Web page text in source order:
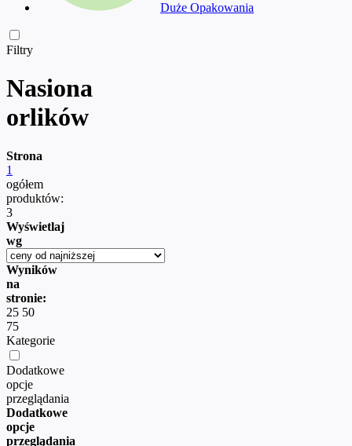
Duże Opakowania
Filtry
Nasiona
orlików
Strona
1
ogółem
produktów:
3
Wyświetlaj
wg
Wyników
na
stronie:
25 50
75
Kategorie
Dodatkowe
opcje
przeglądania
Dodatkowe
opcje
przeglądania